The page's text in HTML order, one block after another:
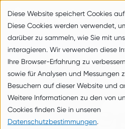
Diese Website speichert Cookies
Diese Cookies werden verwendet,
darüber zu sammeln, wie Sie mit
interagieren. Wir verwenden diese
Ihre Browser-Erfahrung zu
sowie für Analysen und Messungen
Besuchern auf dieser Website und
Weitere Informationen zu den von
Cookies finden Sie in unseren
Datenschutzbestimmungen.
zum Inhalt springen